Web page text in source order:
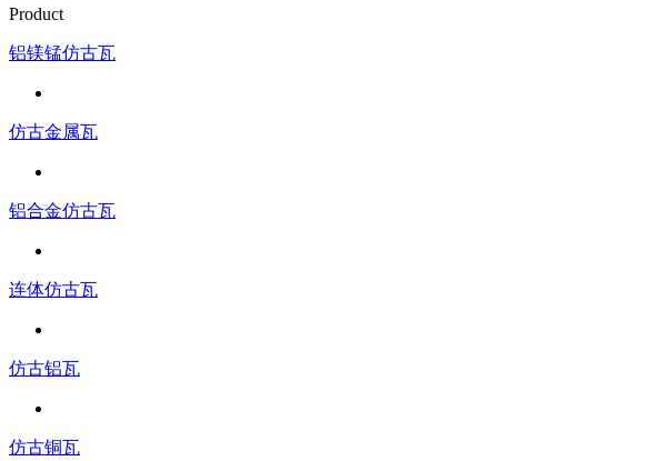
Product
铝镁锰仿古瓦
仿古金属瓦
铝合金仿古瓦
连体仿古瓦
仿古铝瓦
仿古铜瓦